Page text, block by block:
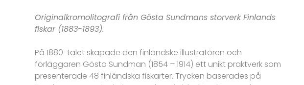
Originalkromolitografi från Gösta Sundmans storverk Finlands
fiskar (1883-1893).
På 1880-talet skapade den finländske illustratören och
förläggaren Gösta Sundman (1854 – 1914) ett unikt praktverk som
presenterade 48 finländska fiskarter. Trycken baserades på